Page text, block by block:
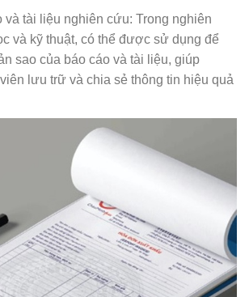
và tài liệu nghiên cứu: Trong nghiên
và kỹ thuật, có thể được sử dụng để
sao của báo cáo và tài liệu, giúp
lưu trữ và chia sẻ thông tin hiệu quả